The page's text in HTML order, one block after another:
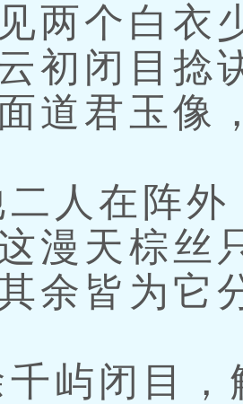
两个白衣
初闭目捻
道君玉像
人在阵外
漫天棕丝
余皆为它
屿闭目，